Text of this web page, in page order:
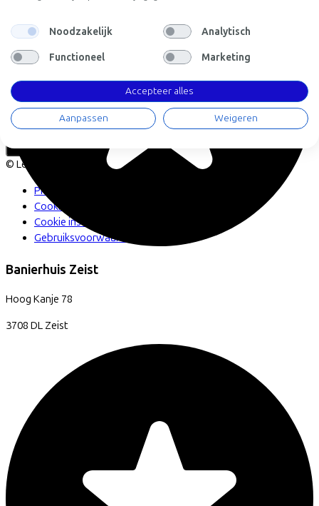
Banierhuis Zeist
Hoog Kanje 78
3708 DL Zeist
Stadsfietsen
Alle fietsen
LinkedIn Instagram Facebook
Nederlands
Back to top
© Lease a Bike. All Rights Reserved.
Privacy statement
Cookie statement
Cookie instellingen
Gebruiksvoorwaarden
Noodzakelijk Analytisch
Functioneel Marketing
Accepteer alles
Aanpassen Weigeren